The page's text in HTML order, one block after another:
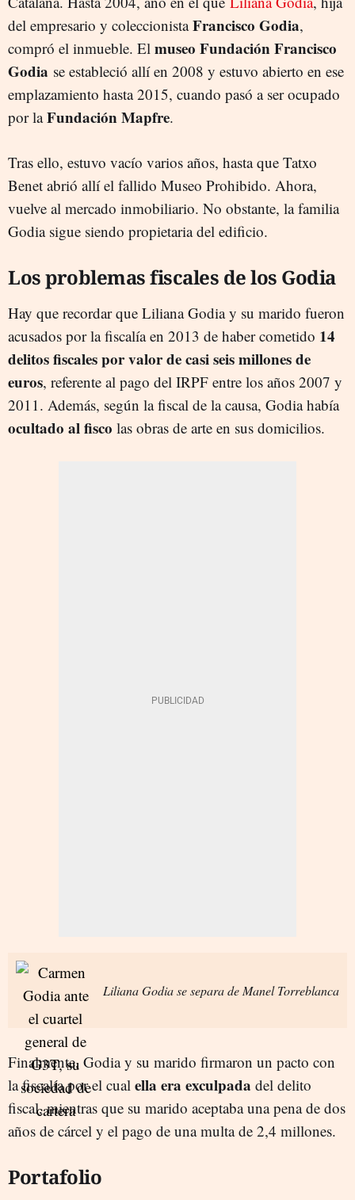
del empresario y coleccionistaFrancisco Godia,
compró el inmueble. El museo Fundación Francisco
Godia se estableció allí en 2008 y estuvo abierto en ese
emplazamiento hasta 2015, cuando pasó a ser ocupado
por laFundación Mapfre.
Tras ello, estuvo vacío varios años, hasta que Tatxo
Benet abrió allí el fallido Museo Prohibido. Ahora,
vuelve al mercado inmobiliario. No obstante, la familia
Godia sigue siendo propietaria del edificio.
Los problemas fiscales de los Godia
Hay que recordar que Liliana Godia y su marido fueron
acusados por la fiscalía en 2013 de haber cometido 14
delitos fiscales por valor de casi seis millones de
euros, referente al pago del IRPF entre los años 2007 y
2011. Además, según la fiscal de la causa, Godia había
ocultado al fisco las obras de arte en sus domicilios.
Liliana Godia se separa de Manel Torreblanca
Finalmente, Godia y su marido firmaron un pacto con
la fiscalía por el cual ella era exculpada del delito
fiscal, mientras que su marido aceptaba una pena de dos
años de cárcel y el pago de una multa de 2,4 millones.
Portafolio